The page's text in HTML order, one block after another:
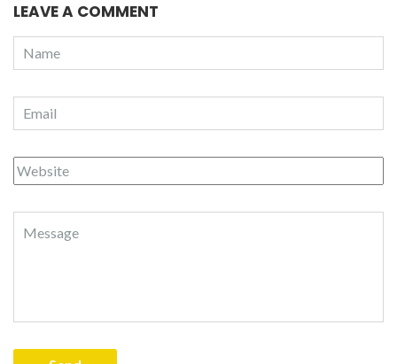
LEAVE A COMMENT